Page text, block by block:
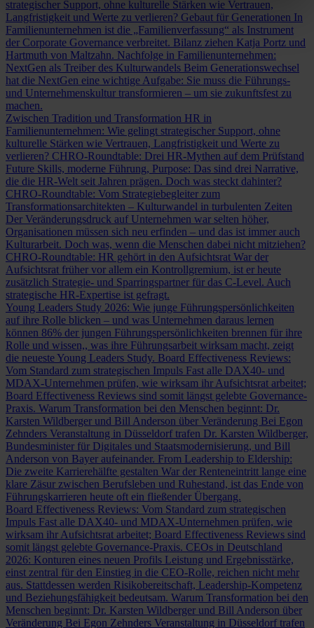
strategischer Support, ohne kulturelle Stärken wie Vertrauen,
Langfristigkeit und Werte zu verlieren? Gebaut für Generationen In
Familienunternehmen ist die „Familienverfassung“ als Instrument
der Corporate Governance verbreitet. Bilanz ziehen Katja Portz und
Hartmuth von Maltzahn. Nachfolge in Familienunternehmen:
NextGen als Treiber des Kulturwandels Beim Generationswechsel
hat die NextGen eine wichtige Aufgabe: Sie muss die Führungs-
und Unternehmenskultur transformieren – um sie zukunftsfest zu
machen.
Zwischen Tradition und Transformation HR in
Familienunternehmen: Wie gelingt strategischer Support, ohne
kulturelle Stärken wie Vertrauen, Langfristigkeit und Werte zu
verlieren? CHRO-Roundtable: Drei HR-Mythen auf dem Prüfstand
Future Skills, moderne Führung, Purpose: Das sind drei Narrative,
die die HR-Welt seit Jahren prägen. Doch was steckt dahinter?
CHRO-Roundtable: Vom Strategiebegleiter zum
Transformationsarchitekten – Kulturwandel in turbulenten Zeiten
Der Veränderungsdruck auf Unternehmen war selten höher,
Organisationen müssen sich neu erfinden – und das ist immer auch
Kulturarbeit. Doch was, wenn die Menschen dabei nicht mitziehen?
CHRO-Roundtable: HR gehört in den Aufsichtsrat War der
Aufsichtsrat früher vor allem ein Kontrollgremium, ist er heute
zusätzlich Strategie- und Sparringspartner für das C-Level. Auch
strategische HR-Expertise ist gefragt.
Young Leaders Study 2026: Wie junge Führungspersönlichkeiten
auf ihre Rolle blicken – und was Unternehmen daraus lernen
können 86% der jungen Führungspersönlichkeiten brennen für ihre
Rolle und wissen,, was ihre Führungsarbeit wirksam macht, zeigt
die neueste Young Leaders Study. Board Effectiveness Reviews:
Vom Standard zum strategischen Impuls Fast alle DAX40- und
MDAX-Unternehmen prüfen, wie wirksam ihr Aufsichtsrat arbeitet;
Board Effectiveness Reviews sind somit längst gelebte Governance-
Praxis. Warum Transformation bei den Menschen beginnt: Dr.
Karsten Wildberger und Bill Anderson über Veränderung Bei Egon
Zehnders Veranstaltung in Düsseldorf trafen Dr. Karsten Wildberger,
Bundesminister für Digitales und Staatsmodernisierung, und Bill
Anderson von Bayer aufeinander. From Leadership to Eldership:
Die zweite Karrierehälfte gestalten War der Renteneintritt lange eine
klare Zäsur zwischen Berufsleben und Ruhestand, ist das Ende von
Führungskarrieren heute oft ein fließender Übergang.
Board Effectiveness Reviews: Vom Standard zum strategischen
Impuls Fast alle DAX40- und MDAX-Unternehmen prüfen, wie
wirksam ihr Aufsichtsrat arbeitet; Board Effectiveness Reviews sind
somit längst gelebte Governance-Praxis. CEOs in Deutschland
2026: Konturen eines neuen Profils Leistung und Ergebnisstärke,
einst zentral für den Einstieg in die CEO-Rolle, reichen nicht mehr
aus. Stattdessen werden Risikobereitschaft, Leadership-Kompetenz
und Beziehungsfähigkeit bedeutsam. Warum Transformation bei den
Menschen beginnt: Dr. Karsten Wildberger und Bill Anderson über
Veränderung Bei Egon Zehnders Veranstaltung in Düsseldorf trafen